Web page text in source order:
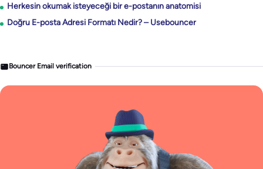
Herkesin okumak isteyeceği bir e-postanın anatomisi
Doğru E-posta Adresi Formatı Nedir? – Usebouncer
Bouncer Email verification